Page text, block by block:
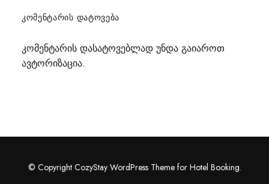
ᲙᲝᲛᲔᲜᲢᲐᲠᲘᲡ ᲓᲐᲢᲝᲕᲔᲑᲐ
კომენტარის დასატოვებლად უნდა გაიაროთ
ავტორიზაცია.
© Copyright CozyStay WordPress Theme for Hotel Booking.